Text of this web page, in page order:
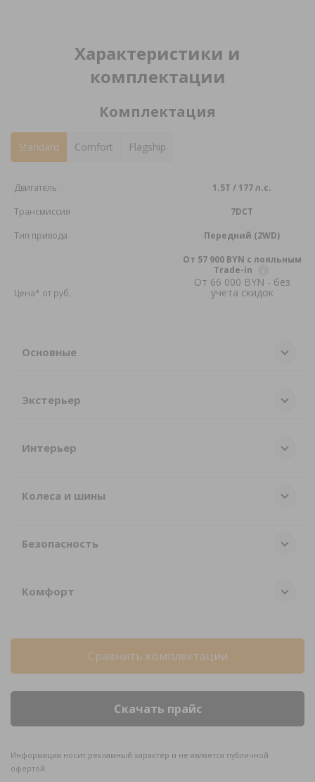
Характеристики и
комплектации
Комплектация
Standard Comfort Flagship
Двигатель
1.5Т / 177 л.с.
Трансмиссия
7DCT
Тип привода
Передний (2WD)
Цена* от pуб.
От 57 900 BYN с лояльным
Trade-in
От 66 000 BYN - без
учета скидок
Основные
Экстерьер
Интерьер
Колеса и шины
Безопасность
Комфорт
Сравнить комплектации
Скачать прайс
Информация носит рекламный характер и не является публичной
офертой.